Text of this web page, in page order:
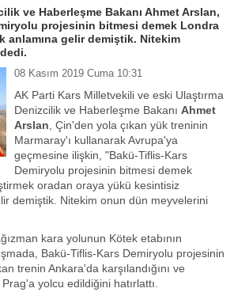
ve Haberleşme Bakanı Ahmet Arslan,
projesinin bitmesi demek Londra
anlamına gelir demiştik. Nitekim
08 Kasım 2019 Cuma 10:31
AK Parti Kars Milletvekili ve eski Ulaştırma
Denizcilik ve Haberleşme Bakanı Ahmet
Arslan , Çin'den yola çıkan yük treninin
Marmaray'ı kullanarak Avrupa'ya
geçmesine ilişkin, "Bakü-Tiflis-Kars
Demiryolu projesinin bitmesi demek
oradan oraya yükü kesintisiz
demiştik. Nitekim onun dün meyvelerini
kara yolunun Kötek etabının
Bakü-Tiflis-Kars Demiryolu projesinin
trenin Ankara'da karşılandığını ve
yolcu edildiğini hatırlattı.